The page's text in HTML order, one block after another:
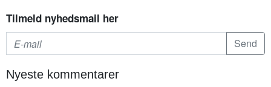
Tilmeld nyhedsmail her
Nyeste kommentarer